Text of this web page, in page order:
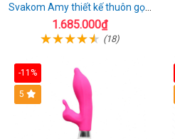
Svakom Amy thiết kế thuôn gọn
dễ dùng
1.685.000₫
(18)
-11%
5